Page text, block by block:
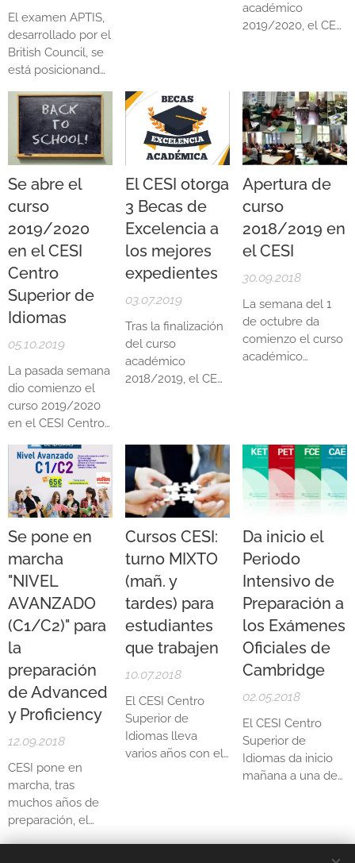
El examen APTIS,
desarrollado por el
British Council, se
está posicionando
más atractiva
frente a los
exámenes
tradicionales de
Cambridge (FCE,
CAE, CPE) y Oxford
(ILEC, ELSA) para
certificar el nivel
de inglés. Veamos
principales
ventajas:
constantemente y
aprender un
idioma nuevo es
una excelente
El estudio de
idiomas estimula
la actividad
cerebral, mejora la
capacidad de
concentración y
aumenta la...
académico
2019/2020, el CESI
expedientes una
BECA DE
EXCELENCIA. Los
requisitos para
optar a la misma
son: (1) obtener el
expediente más
que la nota media
del curso sea igual
o superior a 7.5.
Se abre el
curso
2019/2020
en el CESI
Centro
Superior de
Idiomas
05.10.2019
La pasada semana
dio comienzo el
curso 2019/2020
en el CESI Centro
Idiomas. Como es
habitual, el CESI
puso en marcha
las sesiones de
introducción a los
diferentes cursos
con el fin de que
el alumnado
recibiera
de cómo funciona
la metodología
CESI y, por otro
lado, tuviera una
primera toma de
contacto con el...
El CESI otorga
3 Becas de
Excelencia a
los mejores
expedientes
03.07.2019
Tras la finalización
del curso
académico
2018/2019, el CESI
expedientes una
BECA DE
EXCELENCIA. Los
requisitos para
optar a la misma
son: (1) obtener el
expediente más
que la nota media
del curso sea igual
o superior a 7.5.
Apertura de
curso
2018/2019 en
el CESI
30.09.2018
La semana del 1
de octubre da
comienzo el curso
académico
como es habitual,
traemos como
novedad el
NIVEL
AVANZADO
de tardes y,
además, con
cambios en sus
contenidos. Ahora
también se integra
el nivel C2 dentro
del curso, lo cual
aporta un gran
salto cualitativo...
Se pone en
marcha
"NIVEL
AVANZADO
(C1/C2)" para
la
preparación
de Advanced
y Proficiency
12.09.2018
CESI pone en
marcha, tras
muchos años de
preparación, el
Cursos CESI:
turno MIXTO
(mañ. y
tardes) para
estudiantes
que trabajen
10.07.2018
El CESI Centro
Superior de
Idiomas lleva
varios años con el
estudiante que
Da inicio el
Periodo
Intensivo de
Preparación a
los Exámenes
Oficiales de
Cambridge
02.05.2018
El CESI Centro
Superior de
Idiomas da inicio
mañana a una de
de Preparación
Artículos antiguos